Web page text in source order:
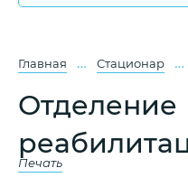
Главная … Стационар …
Отделение
Печать